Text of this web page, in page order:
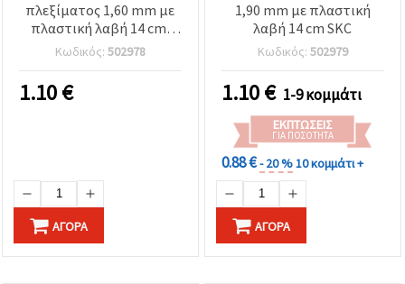
πλεξίματος 1,60 mm με
πλαστική λαβή 14 cm,
SKC
Κωδικός: 502978
1.10€
ΑΓΟΡΆ
1,90 mm με πλαστική
λαβή 14 cm SKC
Κωδικός: 502979
1.10€ 1-9 κομμάτι
ΕΚΠΤΏΣΕΙΣ
ΓΙΑ ΠΟΣΌΤΗΤΑ
0.88 €- 20 %10 κομμάτι +
ΑΓΟΡΆ